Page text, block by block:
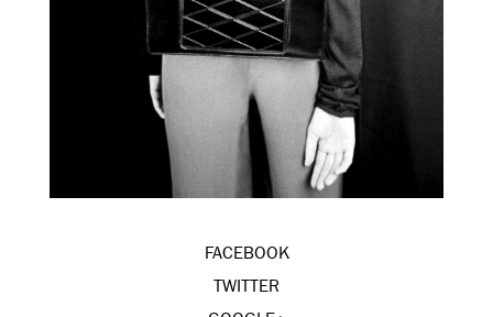
FACEBOOK
TWITTER